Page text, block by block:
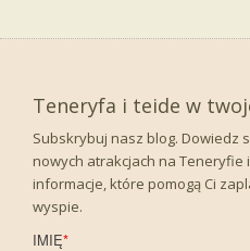
Teneryfa i teide w
Subskrybuj nasz blog. Dowiedz
nowych atrakcjach na Teneryfie
informacje, które pomogą Ci
wyspie.
IMIĘ*